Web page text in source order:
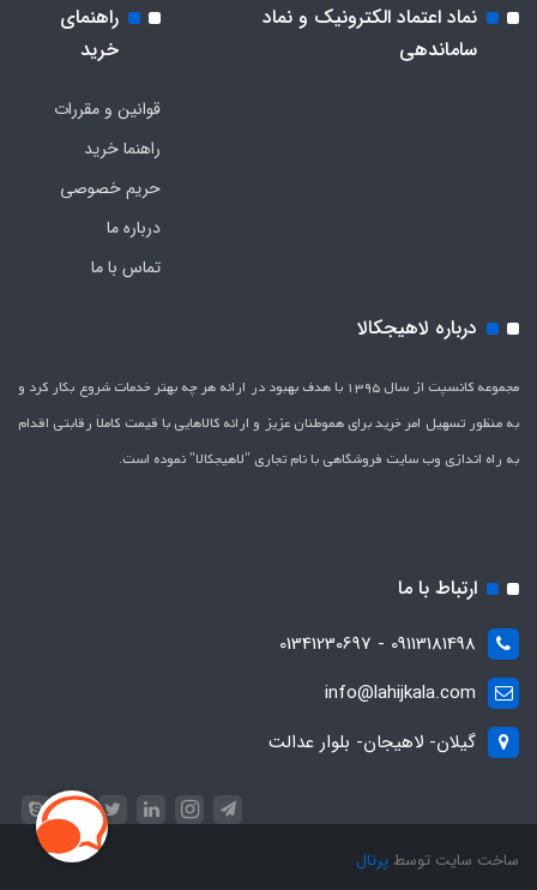
نماد اعتماد الکترونیک و نماد
ساماندهی
راهنمای
خرید
قوانین و مقررات
راهنما خرید
حریم خصوصی
درباره ما
تماس با ما
درباره لاهیجکالا
مجموعه کانسپت از سال 1395 با هدف بهبود در ارائه هر چه بهتر خدمات شروع بکار کرد و
به منظور تسهیل امر خرید برای هموطنان عزیز و ارائه کالاهایی با قیمت کاملاَ رقابتی اقدام
به راه اندازی وب سایت فروشگاهی با نام تجاری "لاهیج­کالا" نموده است.
ارتباط با ما
09113181498 - 01341230697
info@lahijkala.com
گیلان- لاهیجان- بلوار عدالت
ساخت سایت توسطپرتال